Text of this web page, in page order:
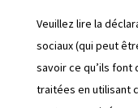
Veuillez lire la
sociaux (qui peut
savoir ce qu’ils font
traitées en utilisant